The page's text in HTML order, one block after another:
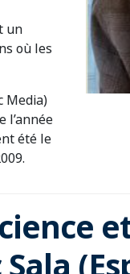
un
où les
Media)
l’année
été le